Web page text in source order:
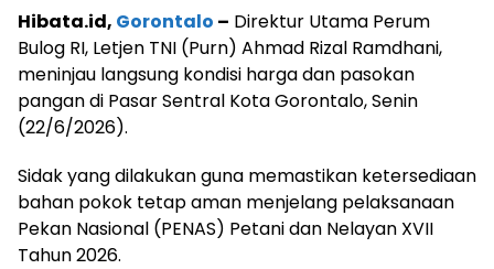
Hibata.id, Gorontalo – Direktur Utama Perum
Bulog RI, Letjen TNI (Purn) Ahmad Rizal Ramdhani,
meninjau langsung kondisi harga dan pasokan
pangan di Pasar Sentral Kota Gorontalo, Senin
(22/6/2026).
Sidak yang dilakukan guna memastikan ketersediaan
bahan pokok tetap aman menjelang pelaksanaan
Pekan Nasional (PENAS) Petani dan Nelayan XVII
Tahun 2026.